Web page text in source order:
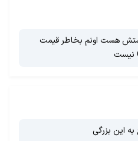
هست اونم بخاطر قیمت